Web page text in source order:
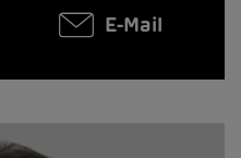
E-Mail